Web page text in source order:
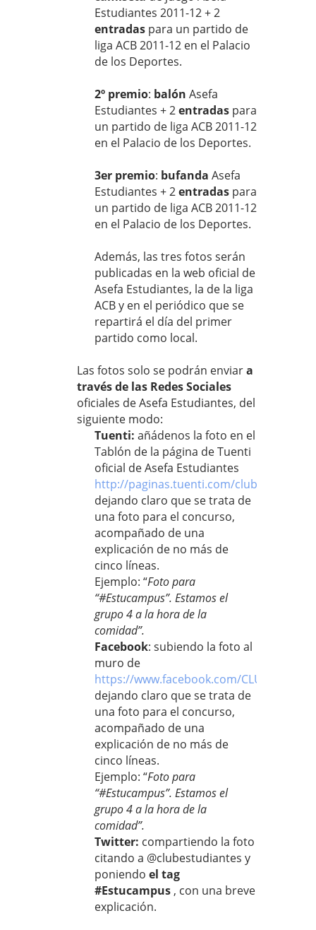
Estudiantes 2011-12 + 2
entradas para un partido de
liga ACB 2011-12 en el Palacio
de los Deportes.
2º premio: balón Asefa
Estudiantes + 2entradas para
un partido de liga ACB 2011-12
en el Palacio de los Deportes.
3er premio: bufanda Asefa
Estudiantes + 2entradas para
un partido de liga ACB 2011-12
en el Palacio de los Deportes.
Además, las tres fotos serán
publicadas en la web oficial de
Asefa Estudiantes, la de la liga
ACB y en el periódico que se
repartirá el día del primer
partido como local.
Las fotos solo se podrán enviara
través de las Redes Sociales
oficiales de Asefa Estudiantes, del
siguiente modo:
Tuenti: añádenos la foto en el
Tablón de la página de Tuenti
oficial de Asefa Estudiantes
http://paginas.tuenti.com/
dejando claro que se trata de
una foto para el concurso,
acompañado de una
explicación de no más de
cinco líneas.
Ejemplo: “Foto para
“#Estucampus”. Estamos el
grupo 4 a la hora de la
comidad”.
Facebook: subiendo la foto al
muro de
https://www.facebook.com/
dejando claro que se trata de
una foto para el concurso,
acompañado de una
explicación de no más de
cinco líneas.
Ejemplo: “Foto para
“#Estucampus”. Estamos el
grupo 4 a la hora de la
comidad”.
Twitter: compartiendo la foto
citando a @clubestudiantes y
poniendo el tag
#Estucampus , con una breve
explicación.